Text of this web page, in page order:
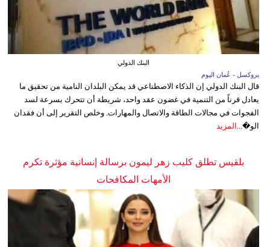
البنك الدولي
بروكسل - عُمان اليوم
قال البنك الدولي إن الذكاء الاصطناعي قد يمكن البلدان النامية من تحقيق ما
يعادل قرناً من التنمية في غضون عقد واحد، شريطة أن تتحرك بسرعة لسد
الفجوات في مجالات الطاقة والاتصال والمهارات. وخلص التقرير إلى أن فقدان
الو�... المزيد
بلقيس تطلق كليب زهر ليمون برسالة إنسانية مؤثرة تكرم
الأمهات المكافحات